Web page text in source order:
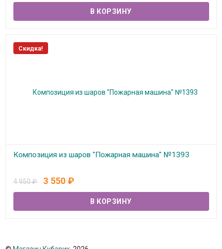
Скидка!
Композиция из шаров "Пожарная машина" №1393
4 950₽ 3 550 ₽